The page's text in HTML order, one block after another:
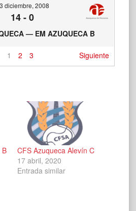
diciembre, 2008
14-0
— EM AZUQUECA B
1 2 3 Siguiente
B
CFS Azuqueca Alevín C
17 abril, 2020
Entrada similar